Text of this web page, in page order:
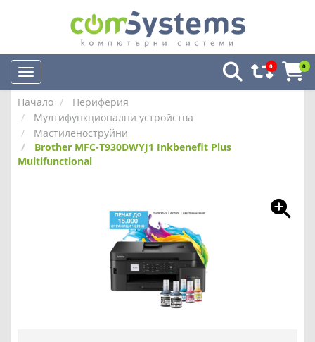
0 0
Начало
Периферия
Мултифункционални устройства
Мастиленоструйни
Brother MFC-T930DWYJ1 Inkbenefit Plus
Multifunctional